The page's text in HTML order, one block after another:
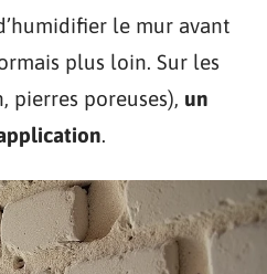
le mur avant
plus loin. Sur les
pierres poreuses), un
.